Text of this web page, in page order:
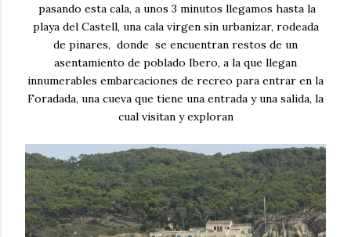
pasando esta cala, a unos 3 minutos llegamos hasta la
playa del Castell, una cala virgen sin urbanizar, rodeada
de pinares, donde se encuentran restos de un
asentamiento de poblado Ibero, a la que llegan
innumerables embarcaciones de recreo para entrar en la
Foradada, una cueva que tiene una entrada y una salida, la
cual visitan y exploran